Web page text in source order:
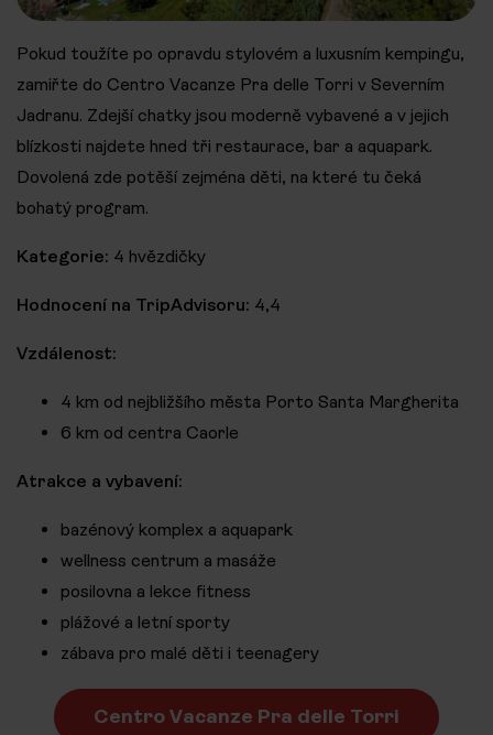
Pokud toužíte po opravdu stylovém a luxusním kempingu,
zamiřte do Centro Vacanze Pra delle Torri v Severním
Jadranu. Zdejší chatky jsou moderně vybavené a v jejich
blízkosti najdete hned tři restaurace, bar a aquapark.
Dovolená zde potěší zejména děti, na které tu čeká
bohatý program.
Kategorie: 4 hvězdičky
Hodnocení na TripAdvisoru: 4,4
Vzdálenost:
4 km od nejbližšího města Porto Santa Margherita
6 km od centra Caorle
Atrakce a vybavení:
bazénový komplex a aquapark
wellness centrum a masáže
posilovna a lekce fitness
plážové a letní sporty
zábava pro malé děti i teenagery
Centro Vacanze Pra delle Torri